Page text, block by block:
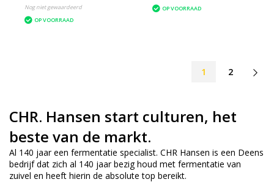
Nog niet gewaardeerd
OP VOORRAAD
OP VOORRAAD
1 2
CHR. Hansen start culturen, het
beste van de markt.
Al 140 jaar een fermentatie specialist. CHR Hansen is een Deens
bedrijf dat zich al 140 jaar bezig houd met fermentatie van
zuivel en heeft hierin de absolute top bereikt.